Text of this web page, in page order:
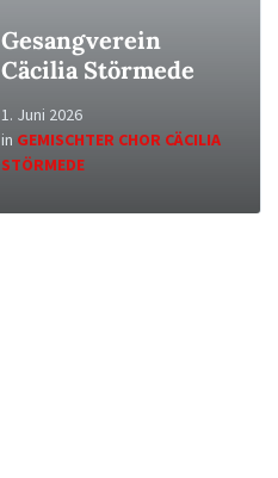
Gesangverein
Cäcilia Störmede
1. Juni 2026
in GEMISCHTER CHOR CÄCILIA
STÖRMEDE